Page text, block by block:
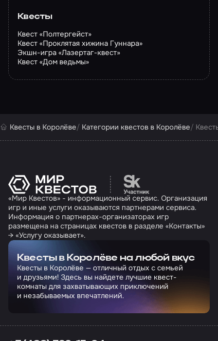
Квесты
Квест «Полтергейст»
Квест «Проклятая хижина Гуннара»
Экшн-игра «Лазертаг-квест»
Квест «Дом ведьмы»
Квесты в Королёве Категории квестов в Королёве
Перейти на сайт
«Мир Квестов» - информационный сервис. Организация
игр и иные услуги оказываются партнерами сервиса.
Информация о партнерах-организаторах игр
размещена на страницах квестов в разделе «Контакты»
→ «Услугу оказывает».
Квесты в Королёве на любой вкус
Квесты в Королёве — отличный отдых с семьей
и друзьями! Здесь вы найдете лучшие квест-
комнаты для захватывающих приключений
и незабываемых впечатлений.